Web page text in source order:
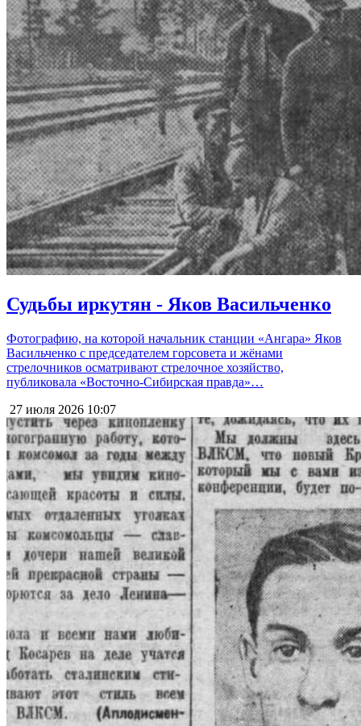
Судьбы иркутян - Яков Васильченко
Фотографию, на которой начальник станции «Ангара» Яков
Васильченко с председателем горсовета и жёнами
стрелочников осматривают стрелочное хозяйство,
публиковала «Восточно-Сибирская правда»…
27 июля 2026 10:07